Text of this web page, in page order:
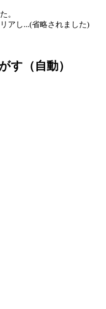
。
アし...(省略されました)
す（自動）